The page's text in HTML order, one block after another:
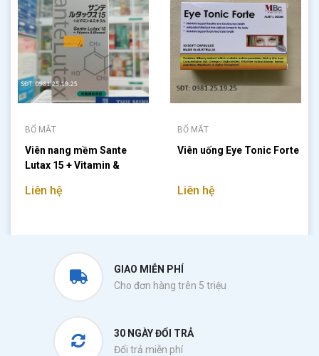
BỔ MẮT
Viên nang mềm Sante
Lutax 15 + Vitamin &
Liên hệ
BỔ MẮT
Viên uống Eye Tonic Forte
Liên hệ
GIAO MIỄN PHÍ
Cho đơn hàng trên 5 triệu
30 NGÀY ĐỔI TRẢ
Đổi trả miễn phí